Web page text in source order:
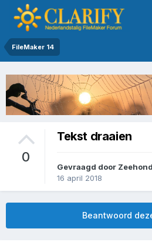
FileMaker 14
0
Tekst draaien
Gevraagd door Zeehond
16 april 2018
Beantwoord